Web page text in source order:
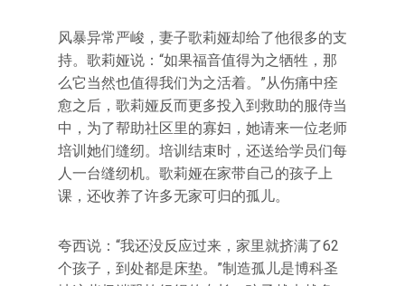
风暴异常严峻，妻子歌莉娅却给了他很多的支
持。歌莉娅说：“如果福音值得为之牺牲，那
么它当然也值得我们为之活着。”从伤痛中痊
愈之后，歌莉娅反而更多投入到救助的服侍当
中，为了帮助社区里的寡妇，她请来一位老师
培训她们缝纫。培训结束时，还送给学员们每
人一台缝纫机。歌莉娅在家带自己的孩子上
课，还收养了许多无家可归的孤儿。
夸西说：“我还没反应过来，家里就挤满了62
个孩子，到处都是床垫。”制造孤儿是博科圣